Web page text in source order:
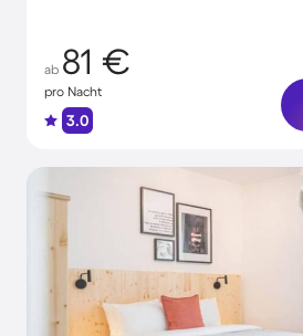
ab 81 €
pro Nacht
3.0